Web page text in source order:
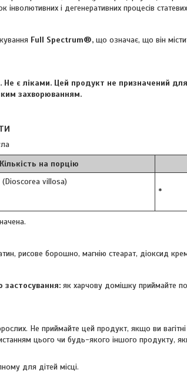
інволютивних і дегенеративних процесів
Full Spectrum®, що означає, що він
Не є ліками. Цей продукт не призначений
захворюванням.
Кількість на порцію
villosa)
*
рисове борошно, магнію стеарат, діоксид
як харчову домішку приймайте
Не приймайте цей продукт, якщо ви
цього чи будь-якого іншого продукту,
для дітей місці.